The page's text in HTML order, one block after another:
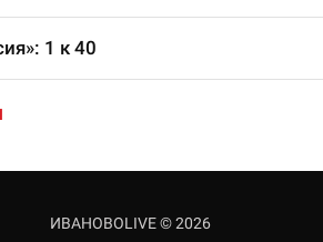
1 к 40
ИВАНОВОLIVE © 2026